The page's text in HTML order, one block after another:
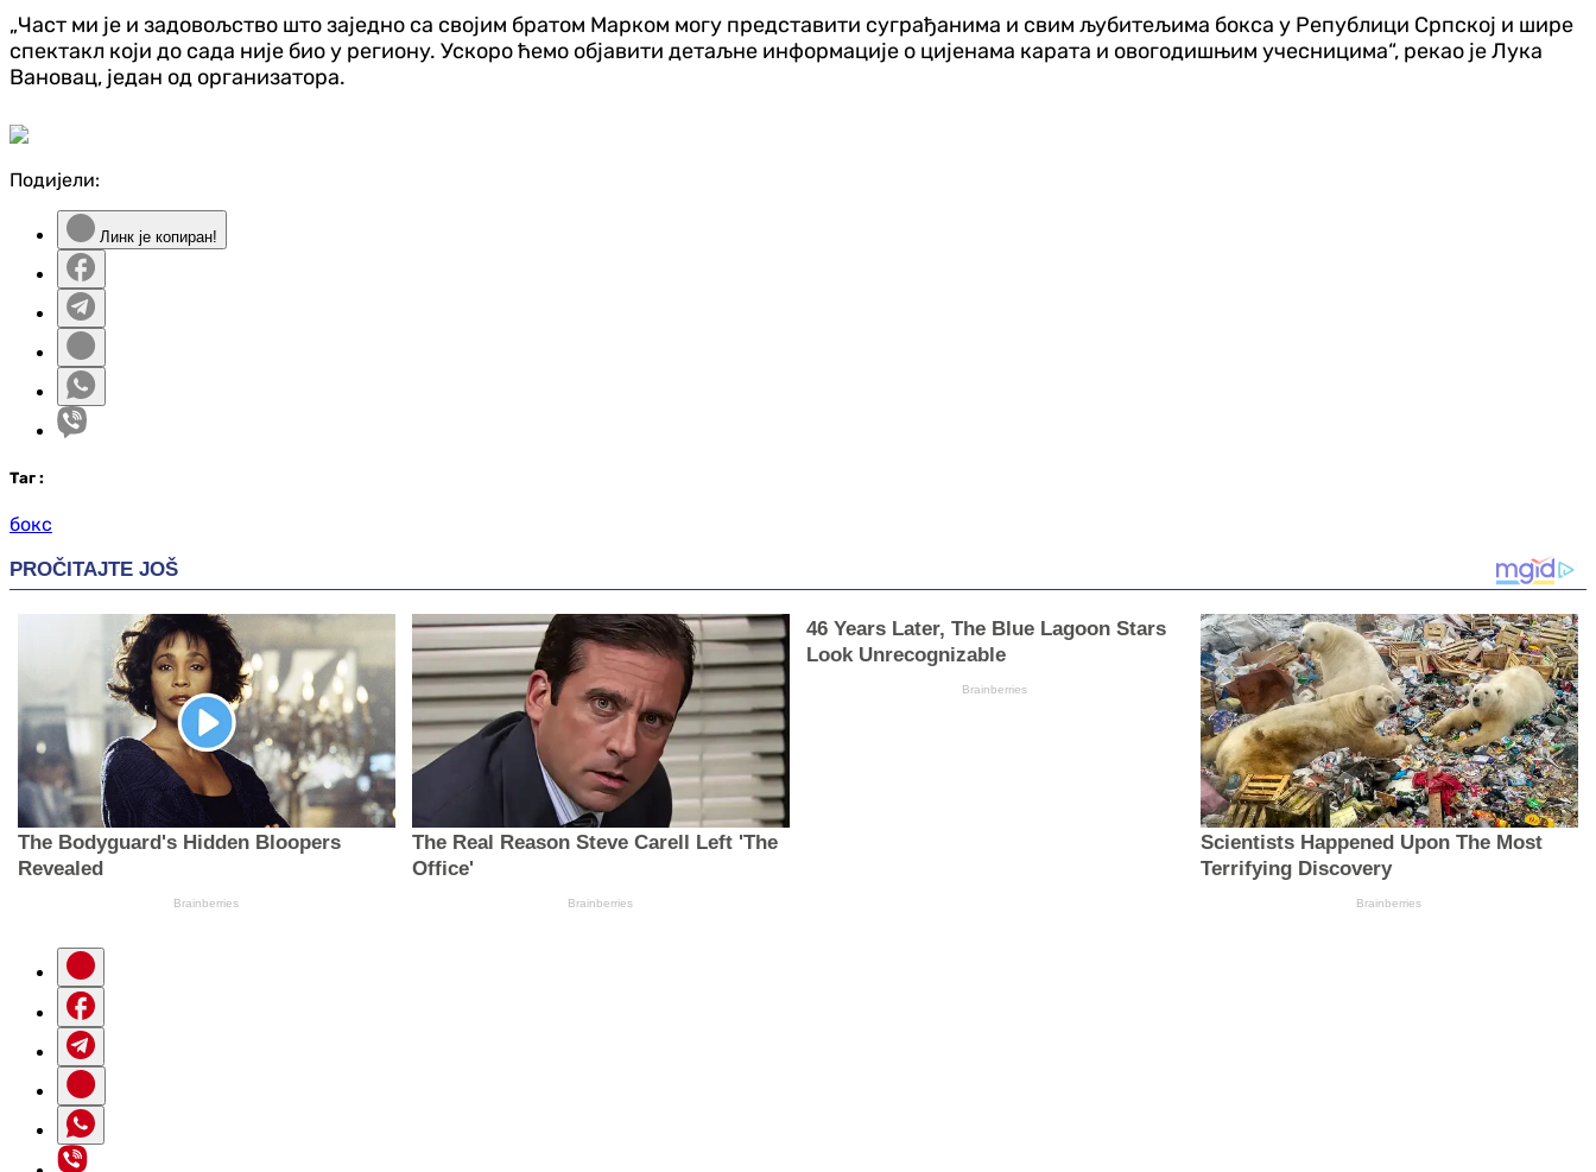
„Част ми је и задовољство што заједно са својим братом Марком могу представити суграђанима и свим љубитељима бокса у Републици Српској и шире
спектакл који до сада није био у региону. Ускоро ћемо објавити детаљне информације о цијенама карата и овогодишњим учесницима“, рекао је Лука
Вановац, један од организатора.
Подијели:
Линк је копиран!
Таг :
бокс